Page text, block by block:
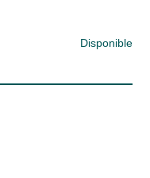
Disponible